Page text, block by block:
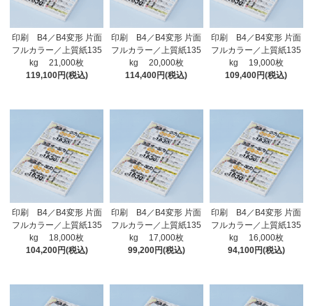
印刷 B4／B4変形 片面
フルカラー／上質紙135
kg 21,000枚
119,100円(税込)
印刷 B4／B4変形 片面
フルカラー／上質紙135
kg 20,000枚
114,400円(税込)
印刷 B4／B4変形 片面
フルカラー／上質紙135
kg 19,000枚
109,400円(税込)
印刷 B4／B4変形 片面
フルカラー／上質紙135
kg 18,000枚
104,200円(税込)
印刷 B4／B4変形 片面
フルカラー／上質紙135
kg 17,000枚
99,200円(税込)
印刷 B4／B4変形 片面
フルカラー／上質紙135
kg 16,000枚
94,100円(税込)